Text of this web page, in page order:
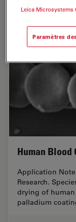
Human
Application Note
Research.
drying of
palladium
Leica Microsystems
Paramètres